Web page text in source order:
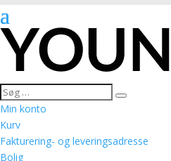
Min konto
Kurv
Fakturering- og leveringsadresse
Bolig